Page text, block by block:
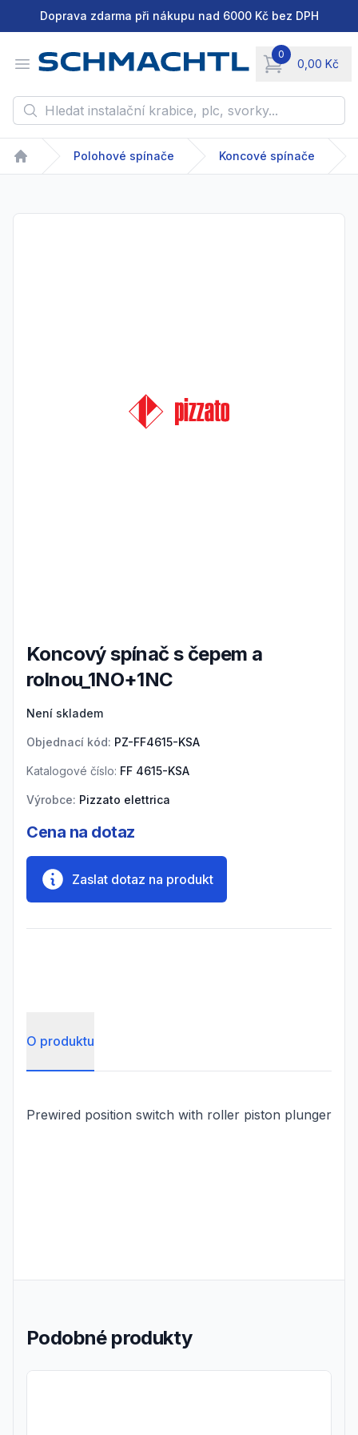
Doprava zdarma při nákupu nad 6000 Kč bez DPH
Open menu
0
0,00 Kč
items in cart,
Hledat instalační krabice, plc, svorky...
Home
Polohové spínače Koncové spínače
Koncový spínač s čepem a
rolnou_1NO+1NC
Není skladem
Objednací kód: PZ-FF4615-KSA
Katalogové číslo: FF 4615-KSA
Výrobce: Pizzato elettrica
Cena na dotaz
Zaslat dotaz na produkt
O produktu
Prewired position switch with roller piston plunger
Podobné produkty